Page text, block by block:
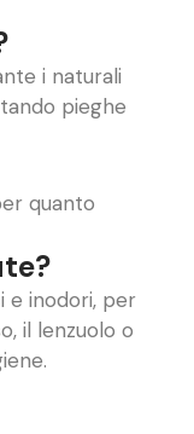
i naturali
pieghe
quanto
e inodori, per
il lenzuolo o